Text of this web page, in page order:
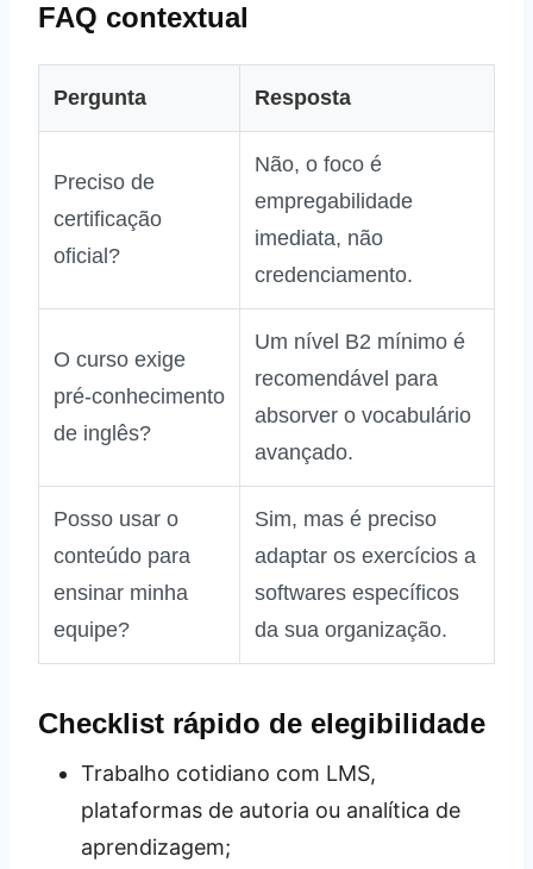
FAQ contextual
Pergunta Resposta
Preciso de
certificação
oficial?
Não, o foco é
empregabilidade
imediata, não
credenciamento.
O curso exige
pré‑conhecimento
de inglês?
Um nível B2 mínimo é
recomendável para
absorver o vocabulário
avançado.
Posso usar o
conteúdo para
ensinar minha
equipe?
Sim, mas é preciso
adaptar os exercícios a
softwares específicos
da sua organização.
Checklist rápido de elegibilidade
Trabalho cotidiano com LMS,
plataformas de autoria ou analítica de
aprendizagem;